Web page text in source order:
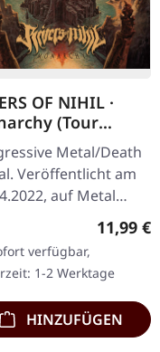
OF NIHIL ·
(Tour
| CDMetal/Death
Veröffentlicht am
auf Metal
Records. Tour-
mit 4 Bonus-
Das zweite Album
Of…
11,99 €
verfügbar,
1-2 Werktage
HINZUFÜGEN